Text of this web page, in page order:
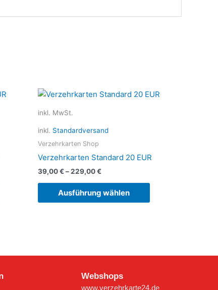
inkl. MwSt.
inkl. Standardversand
Verzehrkarten Shop
Verzehrkarten Standard 20 EUR
39,00€–229,00€
Ausführung wählen
Dieses
auf.
auf
Webshops
www.verzehrkarte24.de